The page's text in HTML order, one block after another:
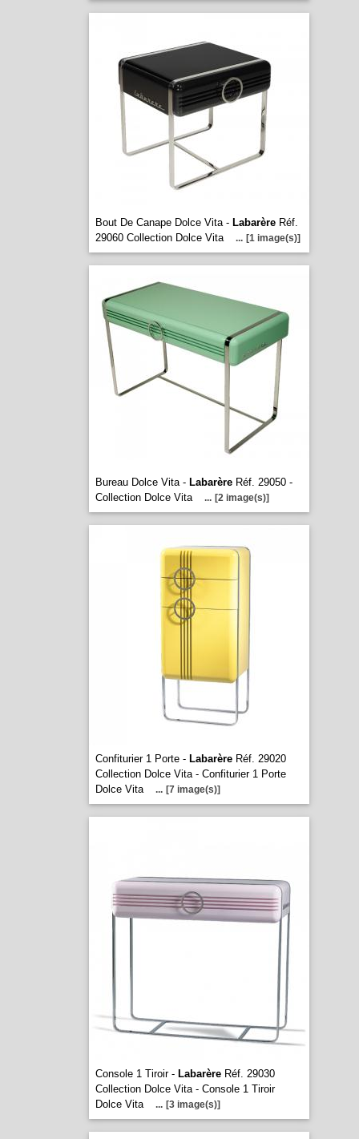
Bout De Canape Dolce Vita - LabarèreRéf.
29060 Collection Dolce Vita
... [1 image(s)]
Bureau Dolce Vita - LabarèreRéf. 29050 -
Collection Dolce Vita
... [2 image(s)]
Confiturier 1 Porte - LabarèreRéf. 29020
Collection Dolce Vita - Confiturier 1 Porte
Dolce Vita
... [7 image(s)]
Console 1 Tiroir - LabarèreRéf. 29030
Collection Dolce Vita - Console 1 Tiroir
Dolce Vita
... [3 image(s)]